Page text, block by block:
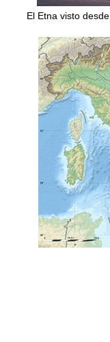
El Etna visto desde